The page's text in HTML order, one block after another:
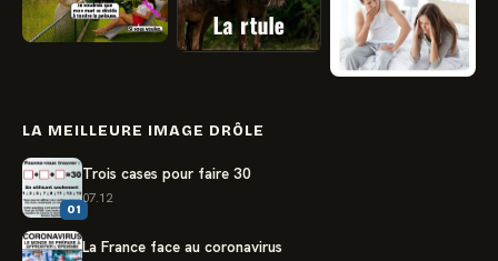
LA MEILLEURE IMAGE DRÔLE
01
Trois cases pour faire 30
07.12
La France face au coronavirus